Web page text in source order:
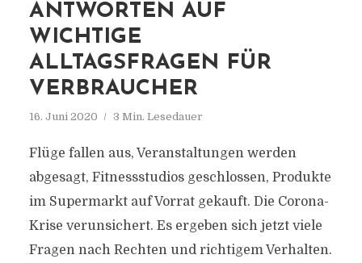
ANTWORTEN AUF
WICHTIGE
ALLTAGSFRAGEN FÜR
VERBRAUCHER
16. Juni 2020 3 Min. Lesedauer
Flüge fallen aus, Veranstaltungen werden
abgesagt, Fitnessstudios geschlossen, Produkte
im Supermarkt auf Vorrat gekauft. Die Corona-
Krise verunsichert. Es ergeben sich jetzt viele
Fragen nach Rechten und richtigem Verhalten.